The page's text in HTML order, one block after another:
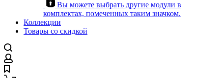
Вы можете выбрать другие модули в
комплектах, помеченных таким значком.
Коллекции
Товары со скидкой